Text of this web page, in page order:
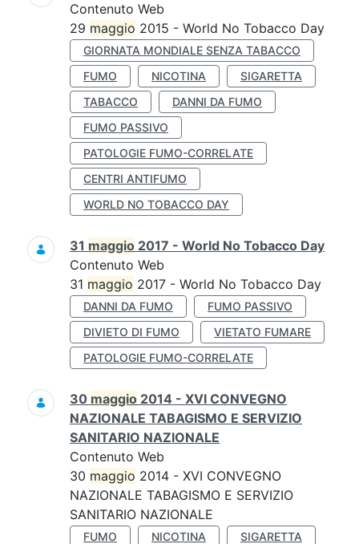
Contenuto Web
29 maggio 2015 - World No Tobacco Day
GIORNATA MONDIALE SENZA TABACCO
FUMO
NICOTINA
SIGARETTA
TABACCO
DANNI DA FUMO
FUMO PASSIVO
PATOLOGIE FUMO-CORRELATE
CENTRI ANTIFUMO
WORLD NO TOBACCO DAY
31 maggio 2017 - World No Tobacco Day
Contenuto Web
31 maggio 2017 - World No Tobacco Day
DANNI DA FUMO
FUMO PASSIVO
DIVIETO DI FUMO
VIETATO FUMARE
PATOLOGIE FUMO-CORRELATE
30 maggio 2014 - XVI CONVEGNO
NAZIONALE TABAGISMO E SERVIZIO
SANITARIO NAZIONALE
Contenuto Web
30 maggio 2014 - XVI CONVEGNO
NAZIONALE TABAGISMO E SERVIZIO
SANITARIO NAZIONALE
FUMO NICOTINA
SIGARETTA